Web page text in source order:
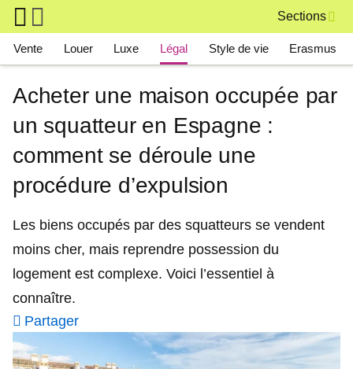
Skip to main content
Sections
Main navigation
Vente Louer Luxe Légal Style de vie Erasmus
Acheter une maison occupée par
un squatteur en Espagne :
comment se déroule une
procédure d’expulsion
Les biens occupés par des squatteurs se vendent
moins cher, mais reprendre possession du
logement est complexe. Voici l’essentiel à
connaître.
Partager